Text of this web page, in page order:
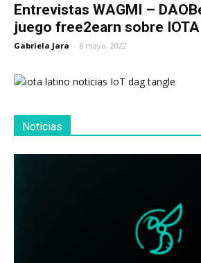
Entrevistas WAGMI –
juego free2earn sobre IOTA
Gabriela Jara - 6 mayo, 2022
Noticias